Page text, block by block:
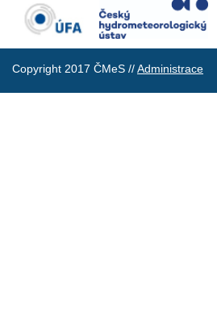
Copyright 2017 ČMeS //Administrace